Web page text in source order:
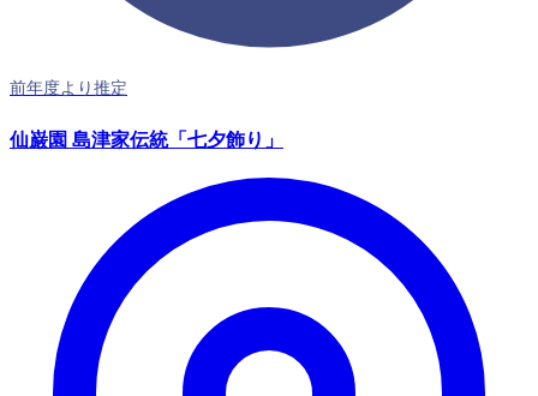
前年度より推定
仙巌園 島津家伝統「七夕飾り」